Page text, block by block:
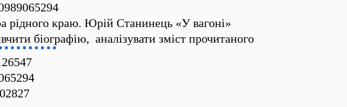
рідного краю. Юрій Станинець «У вагоні»
біографію, аналізувати зміст прочитаного